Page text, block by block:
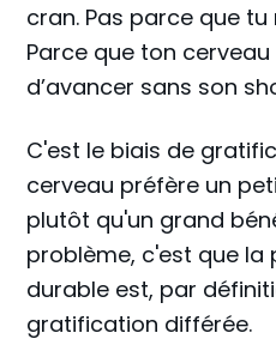
cran. Pas parce que
Parce que ton
d’avancer sans son
C'est le biais de
cerveau préfère un
plutôt qu'un grand
problème, c'est que la
durable est, par
gratification différée.